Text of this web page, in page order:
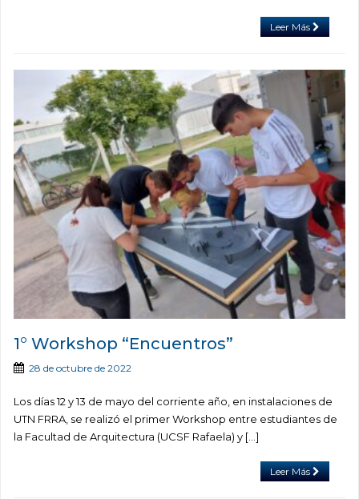
Leer Más
1° Workshop “Encuentros”
28 de octubre de 2022
Los días 12 y 13 de mayo del corriente año, en instalaciones de
UTN FRRA, se realizó el primer Workshop entre estudiantes de
la Facultad de Arquitectura (UCSF Rafaela) y […]
Leer Más